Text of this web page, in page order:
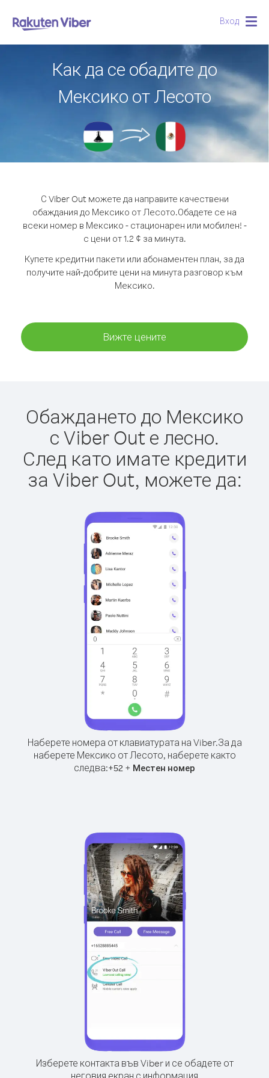
Вход
Как да се обадите до
Мексико от Лесото
С Viber Out можете да направите качествени
обаждания до Мексико от Лесото.Обадете се на
всеки номер в Мексико - стационарен или мобилен! -
с цени от 1.2 ¢ за минута.
Купете кредитни пакети или абонаментен план, за да
получите най-добрите цени на минута разговор към
Мексико.
Вижте цените
Обаждането до Мексико
с Viber Out е лесно.
След като имате кредити
за Viber Out, можете да:
Наберете номера от клавиатурата на Viber.За да
наберете Мексико от Лесото, наберете както
следва:+52 + Местен номер
Изберете контакта във Viber и се обадете от
неговия екран с информация